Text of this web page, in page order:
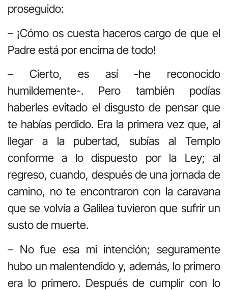
proseguido:
– ¡Cómo os cuesta haceros cargo de que el
Padre está por encima de todo!
– Cierto, es así -he reconocido
humildemente-. Pero también podías
haberles evitado el disgusto de pensar que
te habías perdido. Era la primera vez que, al
llegar a la pubertad, subías al Templo
conforme a lo dispuesto por la Ley; al
regreso, cuando, después de una jornada de
camino, no te encontraron con la caravana
que se volvía a Galilea tuvieron que sufrir un
susto de muerte.
– No fue esa mi intención; seguramente
hubo un malentendido y, además, lo primero
era lo primero. Después de cumplir con lo